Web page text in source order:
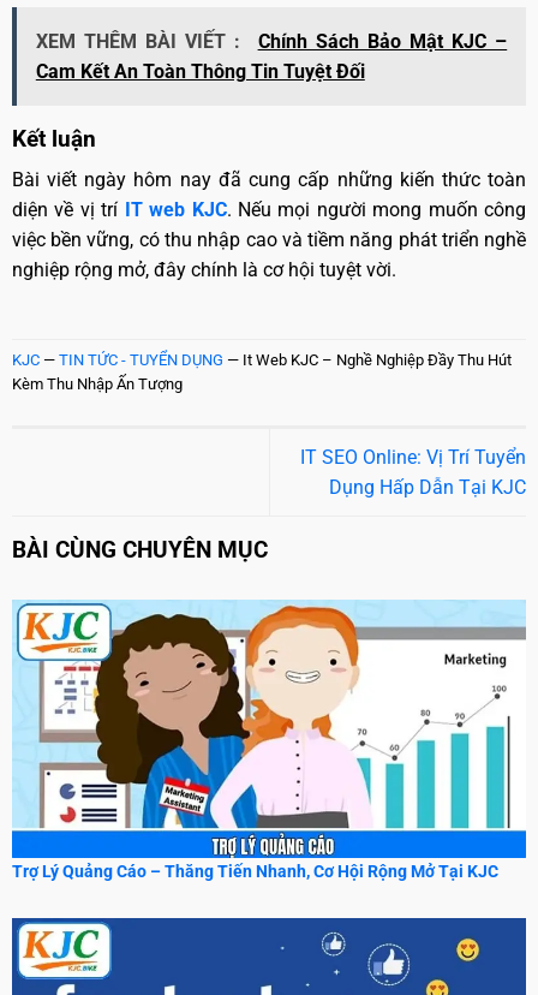
XEM THÊM BÀI VIẾT :
Chính Sách Bảo Mật KJC –
Cam Kết An Toàn Thông Tin Tuyệt Đối
Kết luận
Bài viết ngày hôm nay đã cung cấp những kiến thức toàn
diện về vị trí IT web KJC. Nếu mọi người mong muốn công
việc bền vững, có thu nhập cao và tiềm năng phát triển nghề
nghiệp rộng mở, đây chính là cơ hội tuyệt vời.
KJC— TIN TỨC - TUYỂN DỤNG — It Web KJC – Nghề Nghiệp Đầy Thu Hút
Kèm Thu Nhập Ấn Tượng
IT SEO Online: Vị Trí Tuyển
Dụng Hấp Dẫn Tại KJC
BÀI CÙNG CHUYÊN MỤC
Trợ Lý Quảng Cáo – Thăng Tiến Nhanh, Cơ Hội Rộng Mở Tại KJC